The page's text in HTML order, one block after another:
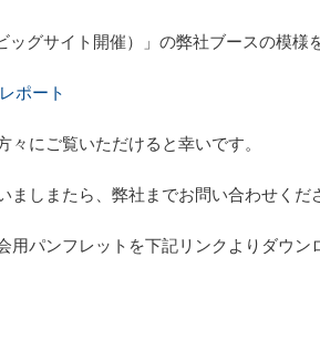
ッグサイト開催）」の弊社ブースの模
ポート
にご覧いただけると幸いです。
しまたら、弊社までお問い合わせくだ
用パンフレットを下記リンクよりダウン